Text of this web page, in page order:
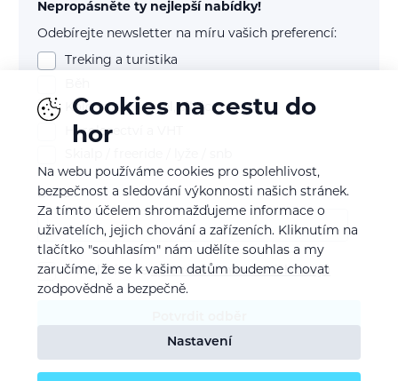
Nepropásněte ty nejlepší nabídky!
Odebírejte newsletter na míru vašich preferencí:
Treking a turistika
Kolo (mtb, gravel, silnice)
Horolezectví a VHT
E-mail
Souhlasím sezpracováním osobních údajů
Cookies na cestu do
hor
Na webu používáme cookies pro spolehlivost,
bezpečnost a sledování výkonnosti našich stránek.
Za tímto účelem shromažďujeme informace o
uživatelích, jejich chování a zařízeních. Kliknutím na
tlačítko "souhlasím" nám udělíte souhlas a my
zaručíme, že se k vašim datům budeme chovat
zodpovědně a bezpečně.
Nastavení